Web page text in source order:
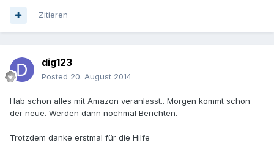
Zitieren
dig123
Posted 20. August 2014
Hab schon alles mit Amazon veranlasst.. Morgen kommt schon
der neue. Werden dann nochmal Berichten.
Trotzdem danke erstmal für die Hilfe